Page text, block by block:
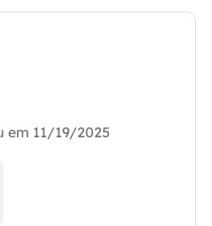
em 11/19/2025